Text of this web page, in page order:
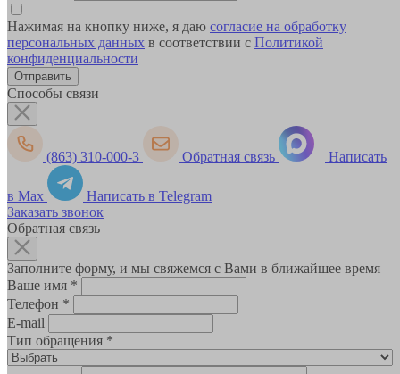
Нажимая на кнопку ниже, я даю согласие на обработку
персональных данных в соответствии с Политикой
конфиденциальности
Способы связи
(863) 310-000-3 Обратная связь Написать
в Max
Написать в Telegram
Заказать звонок
Обратная связь
Заполните форму, и мы свяжемся с Вами в ближайшее время
Ваше имя *
Телефон *
E-mail
Тип обращения *